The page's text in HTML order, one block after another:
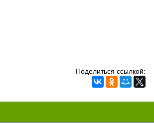
Поделиться ссылкой: